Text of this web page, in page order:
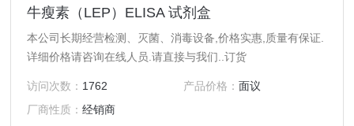
牛瘦素（LEP）ELISA 试剂盒
本公司长期经营检测、灭菌、消毒设备,价格实惠,质量有保证.
详细价格请咨询在线人员.请直接与我们..订货
访问次数： 1762 产品价格： 面议
厂商性质：经销商